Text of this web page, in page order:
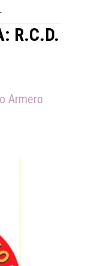
R.C.D.
Armero